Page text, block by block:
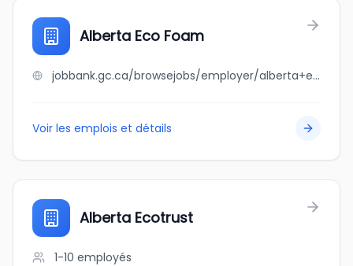
Alberta Eco Foam
jobbank.gc.ca/browsejobs/employer/alberta+eco+foam/ca
Voir les emplois et détails
Alberta Ecotrust
1-10 employés